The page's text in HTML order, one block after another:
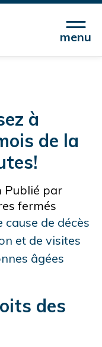
menu
à
de la
Publié par
fermés
En
à
le
de décès
et de visites
âgées
des